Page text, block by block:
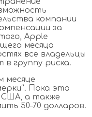
компании
за
, Apple
месяца
все владельцы
в группу риска.
месяце
“. Пока эта
США, а также
50–70 долларов.